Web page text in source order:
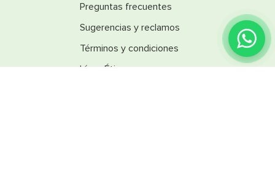
¿Encontraste lo que
buscabas?
Preguntas frecuentes
Sugerencias y reclamos
Términos y condiciones
Línea Ética